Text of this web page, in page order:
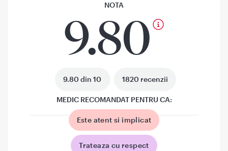
NOTA
9.80
9.80 din 10 1820 recenzii
MEDIC RECOMANDAT PENTRU CA:
Este atent si implicat
Trateaza cu respect